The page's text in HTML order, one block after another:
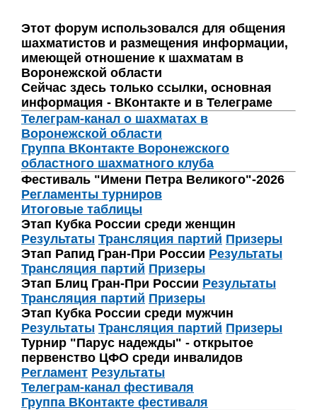
Этот форум использовался для общения
шахматистов и размещения информации,
имеющей отношение к шахматам в
Воронежской области
Сейчас здесь только ссылки, основная
информация - ВКонтакте и в Телеграме
Телеграм-канал о шахматах в
Воронежской области
Группа ВКонтакте Воронежского
областного шахматного клуба
Фестиваль "Имени Петра Великого"-2026
Регламенты турниров
Итоговые таблицы
Этап Кубка России среди женщин
Результаты Трансляция партий Призеры
Этап Рапид Гран-При России Результаты
Трансляция партий Призеры
Этап Блиц Гран-При России Результаты
Трансляция партий Призеры
Этап Кубка России среди мужчин
Результаты Трансляция партий Призеры
Турнир "Парус надежды" - открытое
первенство ЦФО среди инвалидов
Регламент Результаты
Телеграм-канал фестиваля
Группа ВКонтакте фестиваля